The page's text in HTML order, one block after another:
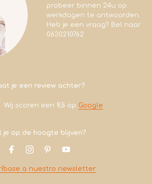
probeer binnen 24u op
werkdagen te antwoorden.
Heb je een vraag? Bel naar
0630210762
je een review achter?
Wij scoren een 9,5 op Google
je op de hoogte blijven?
a nuestro newsletter